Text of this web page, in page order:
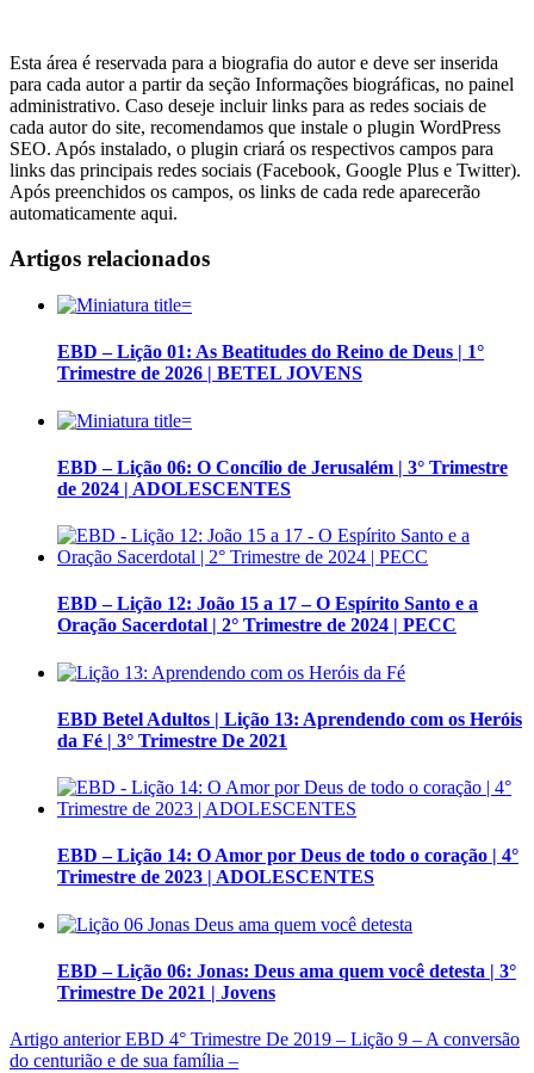
Esta área é reservada para a biografia do autor e deve ser inserida
para cada autor a partir da seção Informações biográficas, no painel
administrativo. Caso deseje incluir links para as redes sociais de
cada autor do site, recomendamos que instale o plugin WordPress
SEO. Após instalado, o plugin criará os respectivos campos para
links das principais redes sociais (Facebook, Google Plus e Twitter).
Após preenchidos os campos, os links de cada rede aparecerão
automaticamente aqui.
Artigos relacionados
EBD – Lição 01: As Beatitudes do Reino de Deus | 1°
Trimestre de 2026 | BETEL JOVENS
EBD – Lição 06: O Concílio de Jerusalém | 3° Trimestre
de 2024 | ADOLESCENTES
EBD – Lição 12: João 15 a 17 – O Espírito Santo e a
Oração Sacerdotal | 2° Trimestre de 2024 | PECC
EBD Betel Adultos | Lição 13: Aprendendo com os Heróis
da Fé | 3° Trimestre De 2021
EBD – Lição 14: O Amor por Deus de todo o coração | 4°
Trimestre de 2023 | ADOLESCENTES
EBD – Lição 06: Jonas: Deus ama quem você detesta | 3°
Trimestre De 2021 | Jovens
Artigo anteriorEBD 4° Trimestre De 2019 – Lição 9 – A conversão
do centurião e de sua família –